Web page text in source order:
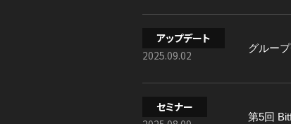
アップデート
2025.09.02
グルー
セミナー
第5回